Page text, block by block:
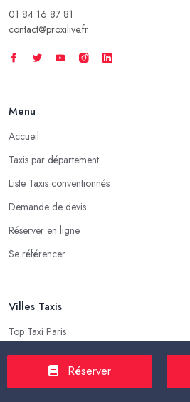
01 84 16 87 81
contact@proxilive.fr
Menu
Accueil
Taxis par département
Liste Taxis conventionnés
Demande de devis
Réserver en ligne
Se référencer
Villes Taxis
Top Taxi Paris
Top Taxi Marseille
Top Taxi Lyon
Réserver